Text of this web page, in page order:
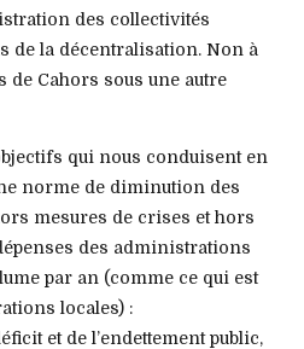
des collectivités
de la décentralisation. Non à
de Cahors sous une autre
qui nous conduisent en
norme de diminution des
mesures de crises et hors
des administrations
par an (comme ce qui est
locales) :
et de l’endettement public,